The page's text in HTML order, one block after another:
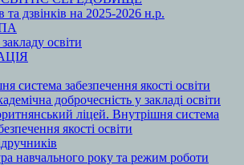
та дзвінків на 2025-2026 н.р.
освіти
система забезпечення якості освіти
доброчесність у закладі освіти
ліцей. Внутрішня система
якості освіти
навчального року та режим роботи